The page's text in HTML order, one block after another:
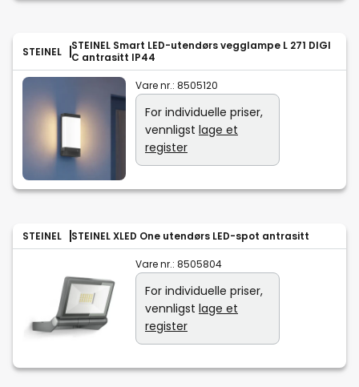
STEINEL
STEINEL Smart LED-utendørs vegglampe L 271 DIGI
C antrasitt IP44
Vare nr.: 8505120
For individuelle priser,
vennligst lage et
register
STEINEL STEINEL XLED One utendørs LED-spot antrasitt
Vare nr.: 8505804
For individuelle priser,
vennligst lage et
register